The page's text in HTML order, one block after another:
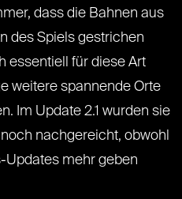
dass die Bahnen aus
des Spiels gestrichen
essentiell für diese Art
weitere spannende Orte
Im Update 2.1 wurden sie
nachgereicht, obwohl
Updates mehr geben